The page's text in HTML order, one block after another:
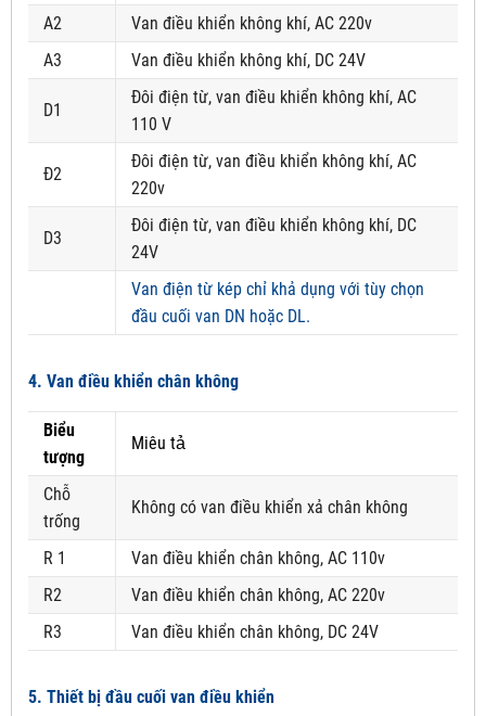
A2
Van điều khiển không khí, AC 220v
A3
Van điều khiển không khí, DC 24V
D1
Đôi điện từ, van điều khiển không khí, AC
110 V
Đ2
Đôi điện từ, van điều khiển không khí, AC
220v
D3
Đôi điện từ, van điều khiển không khí, DC
24V
Van điện từ kép chỉ khả dụng với tùy chọn
đầu cuối van DN hoặc DL.
4. Van điều khiển chân không
Biểu
tượng
Miêu tả
Chỗ
trống
Không có van điều khiển xả chân không
R 1
Van điều khiển chân không, AC 110v
R2
Van điều khiển chân không, AC 220v
R3
Van điều khiển chân không, DC 24V
5. Thiết bị đầu cuối van điều khiển